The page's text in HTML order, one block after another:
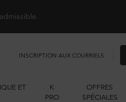
INSCRIPTION AUX COURRIELS
ET
K
PRO
OFFRES
SPÉCIALES